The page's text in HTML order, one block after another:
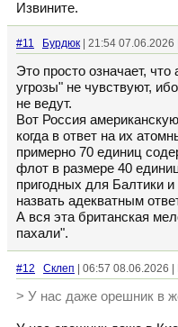
Извините.
#11 Бурдюк | 21:54
Это просто означает, что
угрозы" не чувствуют,
не ведут.
Вот Россия
когда в ответ на их
примерно 70 единиц
флот в размере 40
пригодных для Балтики
назвать адекватным
А вся эта британская
пахали".
#12 Склеп | 06:57 08.06.2026 |
> У нас даже орешник в